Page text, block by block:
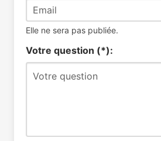
Elle ne sera pas publiée.
Votre question (*):